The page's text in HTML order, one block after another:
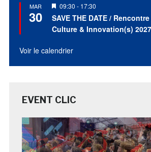
MAR
30
Mis
en
avant
09:30 - 17:30
SAVE THE DATE /
Culture & Innovation(s)
Voir le calendrier
EVENT CLIC